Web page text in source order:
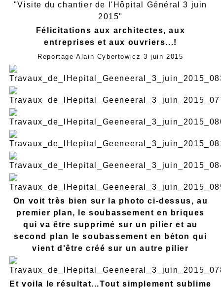
"Visite du chantier de l'Hôpital Général 3 juin
2015"
Félicitations aux architectes, aux
entreprises et aux ouvriers...!
Reportage Alain Cybertowicz 3 juin 2015
On voit très bien sur la photo ci-dessus, au
premier plan, le soubassement en briques
qui va être supprimé sur un pilier et au
second plan le soubassement en béton qui
vient d'être créé sur un autre pilier
Et voila le résultat...Tout simplement sublime